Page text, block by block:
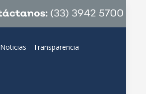
Noticias Transparencia